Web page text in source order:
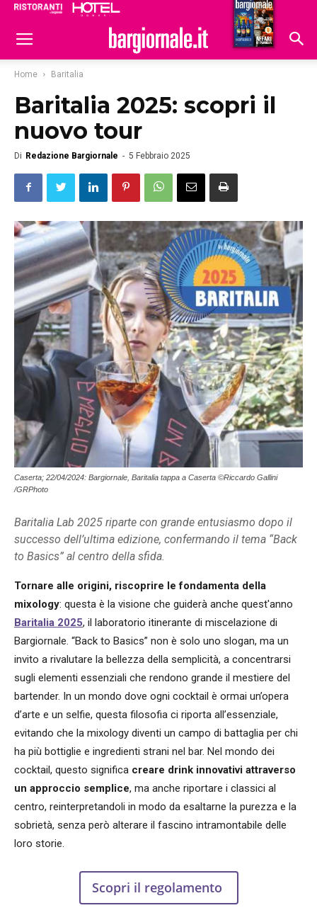
Hoteldomani
Home Baritalia
Baritalia 2025: scopri il
nuovo tour
Di Redazione Bargiornale - 5 Febbraio 2025
Caserta; 22/04/2024: Bargiornale, Baritalia tappa a Caserta ©Riccardo Gallini
/GRPhoto
Baritalia Lab 2025 riparte con grande entusiasmo dopo il
successo dell’ultima edizione, confermando il tema “Back
to Basics” al centro della sfida.
Tornare alle origini, riscoprire le fondamenta della
mixology: questa è la visione che guiderà anche quest'anno
Baritalia 2025, il laboratorio itinerante di miscelazione di
Bargiornale. “Back to Basics” non è solo uno slogan, ma un
invito a rivalutare la bellezza della semplicità, a concentrarsi
sugli elementi essenziali che rendono grande il mestiere del
bartender. In un mondo dove ogni cocktail è ormai un’opera
d’arte e un selfie, questa filosofia ci riporta all’essenziale,
evitando che la mixology diventi un campo di battaglia per chi
ha più bottiglie e ingredienti strani nel bar. Nel mondo dei
cocktail, questo significa creare drink innovativi attraverso
un approccio semplice, ma anche riportare i classici al
centro, reinterpretandoli in modo da esaltarne la purezza e la
sobrietà, senza però alterare il fascino intramontabile delle
loro storie.
Scopri il regolamento